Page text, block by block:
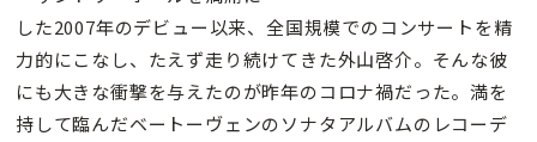
した2007年のデビュー以来、全国規模でのコンサートを精
力的にこなし、たえず走り続けてきた外山啓介。そんな彼
にも大きな衝撃を与えたのが昨年のコロナ禍だった。満を
持して臨んだベートーヴェンのソナタアルバムのレコーデ